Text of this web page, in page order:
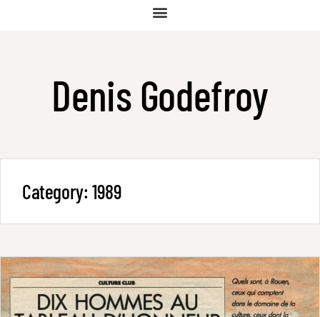
Denis Godefroy
Category: 1989